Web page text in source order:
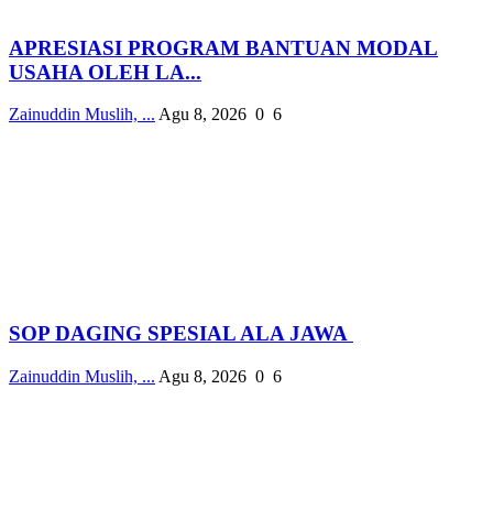
APRESIASI PROGRAM BANTUAN MODAL
USAHA OLEH LA...
Zainuddin Muslih, ... Agu 8, 2026 0 6
SOP DAGING SPESIAL ALA JAWA
Zainuddin Muslih, ... Agu 8, 2026 0 6